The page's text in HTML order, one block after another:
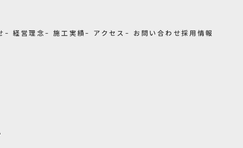
− 経営理念 − 施工実績 − アクセス − お問い合わせ採用情報